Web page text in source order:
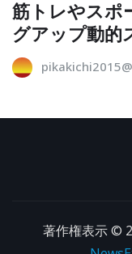
筋トレやスポ
グアップ動的
著作権表示 ©